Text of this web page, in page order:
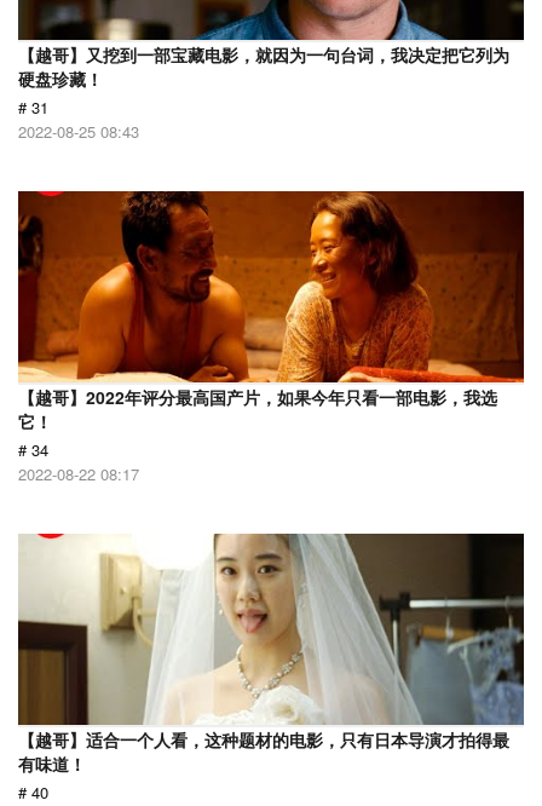
【越哥】又挖到一部宝藏电影，就因为一句台词，我决定把它列为
硬盘珍藏！
# 31
2022-08-25 08:43
【越哥】2022年评分最高国产片，如果今年只看一部电影，我选
它！
# 34
2022-08-22 08:17
【越哥】适合一个人看，这种题材的电影，只有日本导演才拍得最
有味道！
# 40